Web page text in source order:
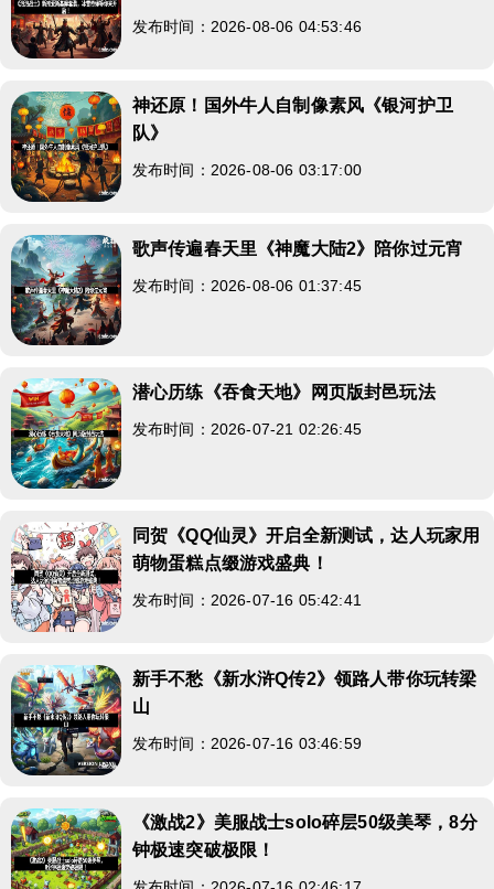
发布时间：2026-08-06 04:53:46
神还原！国外牛人自制像素风《银河护卫
队》
发布时间：2026-08-06 03:17:00
歌声传遍春天里《神魔大陆2》陪你过元宵
发布时间：2026-08-06 01:37:45
潜心历练《吞食天地》网页版封邑玩法
发布时间：2026-07-21 02:26:45
同贺《QQ仙灵》开启全新测试，达人玩家用
萌物蛋糕点缀游戏盛典！
发布时间：2026-07-16 05:42:41
新手不愁《新水浒Q传2》领路人带你玩转梁
山
发布时间：2026-07-16 03:46:59
《激战2》美服战士solo碎层50级美琴，8分
钟极速突破极限！